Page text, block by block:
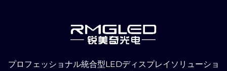
プロフェッショナル統合型LEDディスプレイソリューショ